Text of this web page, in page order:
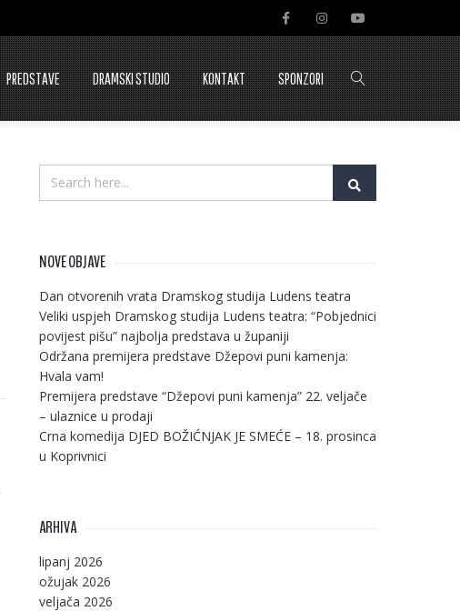
PREDSTAVE DRAMSKI STUDIO KONTAKT SPONZORI
NOVE OBJAVE
Dan otvorenih vrata Dramskog studija Ludens teatra
Veliki uspjeh Dramskog studija Ludens teatra: “Pobjednici
povijest pišu” najbolja predstava u županiji
Održana premijera predstave Džepovi puni kamenja:
Hvala vam!
Premijera predstave “Džepovi puni kamenja” 22. veljače
– ulaznice u prodaji
Crna komedija DJED BOŽIĆNJAK JE SMEĆE – 18. prosinca
u Koprivnici
ARHIVA
lipanj 2026
ožujak 2026
veljača 2026